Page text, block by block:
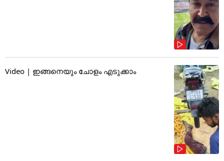
Video | ഇങ്ങനെയും ചോളം എടുക്കാം